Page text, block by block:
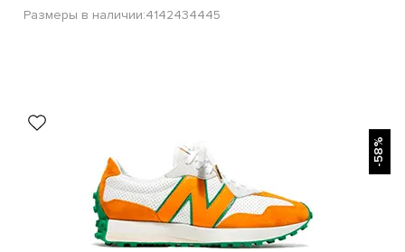
Размеры в наличии:4142434445
-58%